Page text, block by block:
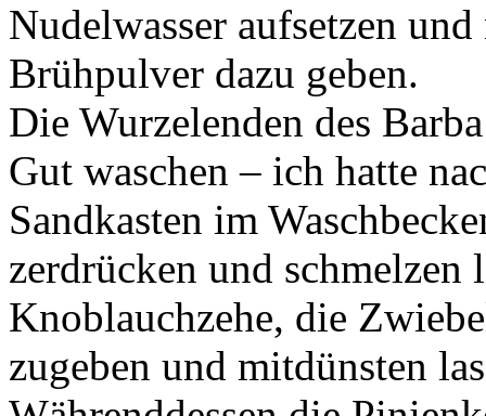
Nudelwasser aufsetzen
Brühpulver dazu geben.
Die Wurzelenden des
Gut waschen – ich hatte
Sandkasten im
zerdrücken und schmelzen
Knoblauchzehe, die
zugeben und mitdünsten